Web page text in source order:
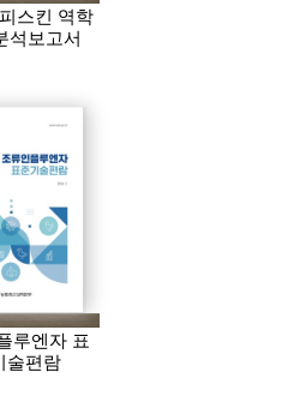
스킨 역학
석보고서
루엔자 표
술편람